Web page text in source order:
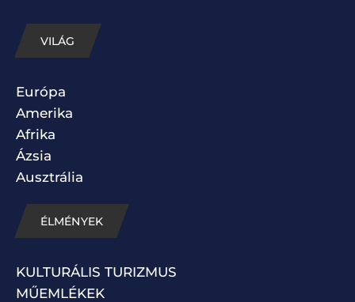
VILÁG
Európa
Amerika
Afrika
Ázsia
Ausztrália
ÉLMÉNYEK
KULTURÁLIS TURIZMUS
MŰEMLÉKEK